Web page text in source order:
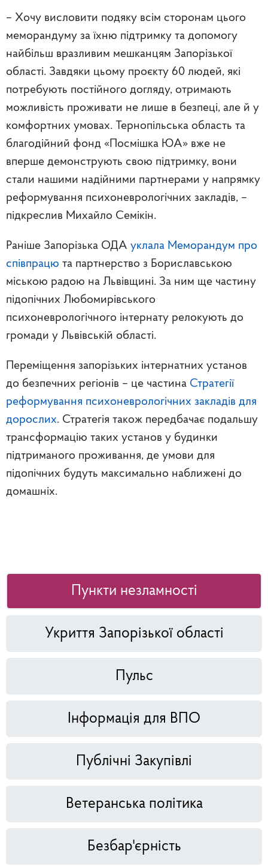
– Хочу висловити подяку всім сторонам цього
меморандуму за їхню підтримку та допомогу
найбільш вразливим мешканцям Запорізької
області. Завдяки цьому проєкту 60 людей, які
потребують постійного догляду, отримають
можливість проживати не лише в безпеці, але й у
комфортних умовах. Тернопільська область та
благодійний фонд «Посмішка ЮА» вже не
вперше демонструють свою підтримку, вони
стали нашими надійними партнерами у напрямку
реформування психоневрологічних закладів, –
підкреслив Михайло Семікін.
Раніше Запорізька ОДА уклала Меморандум про
співпрацю та партнерство з Бориславською
міською радою на Львівщині. За ним ще частину
підопічних Любомирівського
психоневрологічного інтернату релокують до
громади у Львівській області.
П ереміщення запорізьких інтернатних установ
до безпечних регіонів – це частина Стратегії
реформування психоневрологічних закладів для
дорослих. Стратегія також передбачає подальшу
трансформацію таких установ у будинки
підтриманого проживання, де умови для
підопічних будуть максимально наближені до
домашніх.
Пункти незламності
Укриття Запорізької області
Пульс
Інформація для ВПО
Публічні Закупівлі
Ветеранська політика
Безбар'єрність